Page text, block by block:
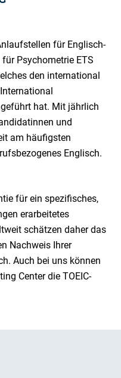
für Englisch-
Psychometrie ETS
den international
hat. Mit jährlich
und
am häufigsten
Englisch.
für ein spezifisches,
erarbeitetes
schätzen daher das
Nachweis Ihrer
Auch bei uns können
Center die TOEIC-